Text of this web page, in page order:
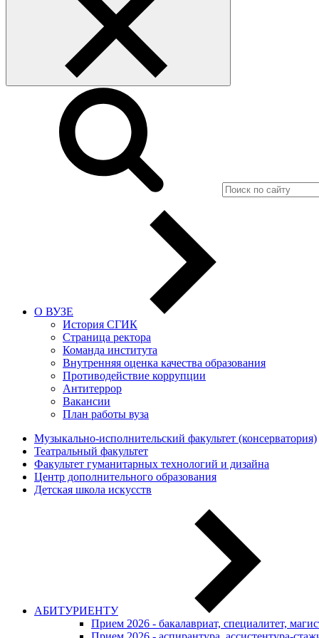
О ВУЗЕ
История СГИК
Страница ректора
Команда института
Внутренняя оценка качества образования
Противодействие коррупции
Антитеррор
Вакансии
План работы вуза
Музыкально-исполнительский факультет (консерватория)
Театральный факультет
Факультет гуманитарных технологий и дизайна
Центр дополнительного образования
Детская школа искусств
АБИТУРИЕНТУ
Прием 2026 - бакалавриат, специалитет,